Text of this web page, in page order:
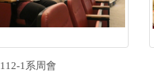
112-1系周會